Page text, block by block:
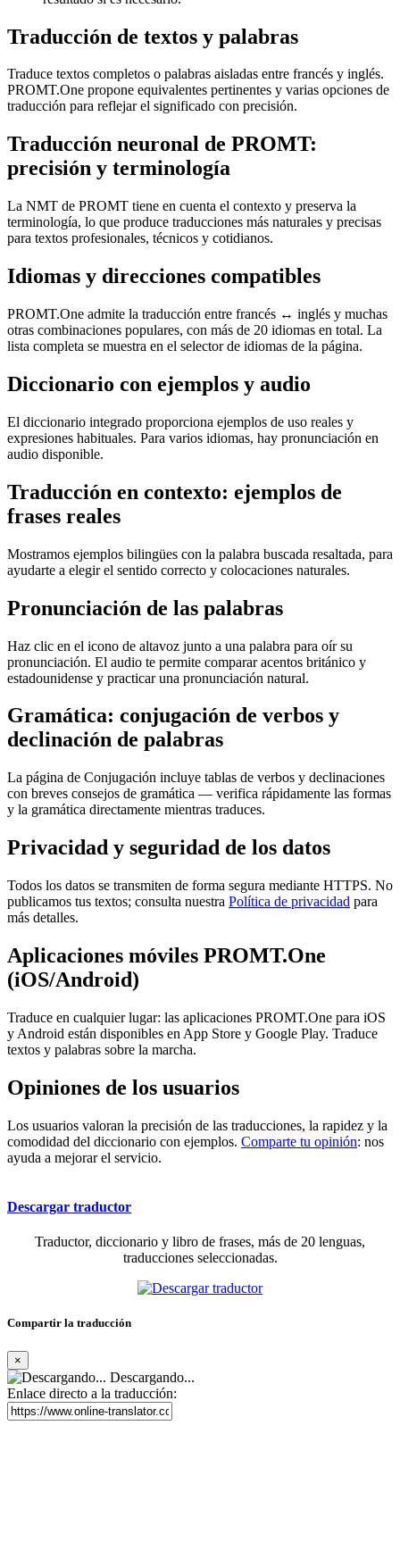
Traducción de textos y palabras
Traduce textos completos o palabras aisladas entre francés y inglés.
PROMT.One propone equivalentes pertinentes y varias opciones de
traducción para reflejar el significado con precisión.
Traducción neuronal de PROMT:
precisión y terminología
La NMT de PROMT tiene en cuenta el contexto y preserva la
terminología, lo que produce traducciones más naturales y precisas
para textos profesionales, técnicos y cotidianos.
Idiomas y direcciones compatibles
PROMT.One admite la traducción entre francés ↔ inglés y muchas
otras combinaciones populares, con más de 20 idiomas en total. La
lista completa se muestra en el selector de idiomas de la página.
Diccionario con ejemplos y audio
El diccionario integrado proporciona ejemplos de uso reales y
expresiones habituales. Para varios idiomas, hay pronunciación en
audio disponible.
Traducción en contexto: ejemplos de
frases reales
Mostramos ejemplos bilingües con la palabra buscada resaltada, para
ayudarte a elegir el sentido correcto y colocaciones naturales.
Pronunciación de las palabras
Haz clic en el icono de altavoz junto a una palabra para oír su
pronunciación. El audio te permite comparar acentos británico y
estadounidense y practicar una pronunciación natural.
Gramática: conjugación de verbos y
declinación de palabras
La página de Conjugación incluye tablas de verbos y declinaciones
con breves consejos de gramática — verifica rápidamente las formas
y la gramática directamente mientras traduces.
Privacidad y seguridad de los datos
Todos los datos se transmiten de forma segura mediante HTTPS. No
publicamos tus textos; consulta nuestra Política de privacidad para
más detalles.
Aplicaciones móviles PROMT.One
(iOS/Android)
Traduce en cualquier lugar: las aplicaciones PROMT.One para iOS
y Android están disponibles en App Store y Google Play. Traduce
textos y palabras sobre la marcha.
Opiniones de los usuarios
Los usuarios valoran la precisión de las traducciones, la rapidez y la
comodidad del diccionario con ejemplos. Comparte tu opinión: nos
ayuda a mejorar el servicio.
Descargar traductor
Traductor, diccionario y libro de frases, más de 20 lenguas,
traducciones seleccionadas.
Compartir la traducción
×
Descargando...
Enlace directo a la traducción: